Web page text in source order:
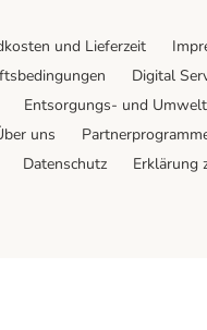
und Lieferzeit
Digital
Entsorgungs- und
uns
Datenschutz Erklärung